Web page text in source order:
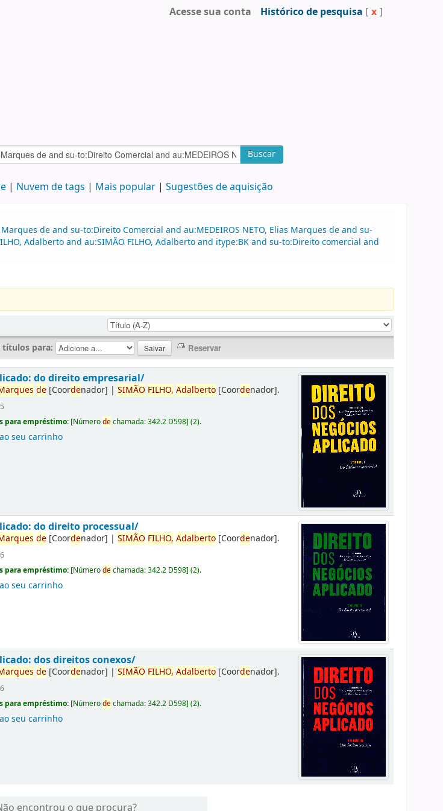
Acesse sua conta Histórico de pesquisa [ x ]
Buscar
Nuvem de tags Mais popular Sugestões de aquisição
de and su-to:Direito Comercial and au:MEDEIROS NETO, Elias Marques de and su-
Adalberto and au:SIMÃO FILHO, Adalberto and itype:BK and su-to:Direito comercial and
títulos para:
do direito empresarial/
de [Coordenador] |SIMÃO FILHO, Adalberto [Coordenador].
para empréstimo: [Númerodechamada:342.2 D598](2).
seu carrinho
do direito processual/
de [Coordenador] |SIMÃO FILHO, Adalberto [Coordenador].
para empréstimo: [Númerodechamada:342.2 D598](2).
seu carrinho
dos direitos conexos/
de [Coordenador] |SIMÃO FILHO, Adalberto [Coordenador].
para empréstimo: [Númerodechamada:342.2 D598](2).
seu carrinho